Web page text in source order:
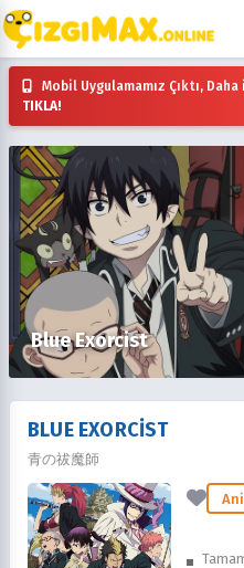
Mobil Uygulamamız Çıktı,
TIKLA!
Blue Exorcist
BLUE EXORCIST
青の祓魔師